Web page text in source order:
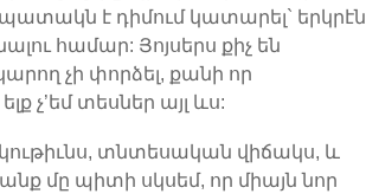
է դիմում կատարել` երկրէն
համար: Յոյսերս քիչ են
չի փորձել, քանի որ
չ’եմ տեսներ այլ ևս:
տնտեսական վիճակս, և
մը պիտի սկսեմ, որ միայն նոր